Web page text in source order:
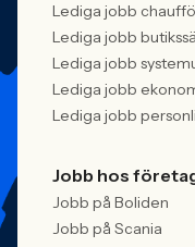
Lediga jobb
Lediga jobb
Lediga jobb
Lediga jobb
Lediga jobb
Jobb hos
Jobb på Boliden
Jobb på Scania